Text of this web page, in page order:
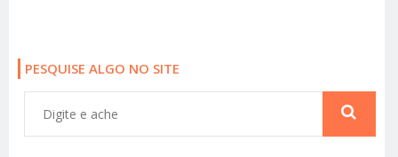
PESQUISE ALGO NO SITE